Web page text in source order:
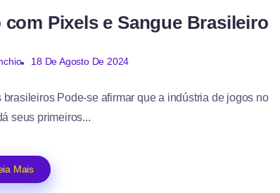
Pixels e Sangue Brasileiro
18 De Agosto De 2024
Pode-se afirmar que a indústria de jogos no
seus primeiros...
Mais